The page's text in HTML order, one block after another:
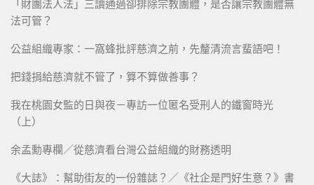
「財團法人法」三讀通過卻排除宗教團體，是否讓宗教團體無
法可管？
公益組織專家：一窩蜂批評慈濟之前，先釐清流言蜚語吧！
把錢捐給慈濟就不管了，算不算做善事？
我在桃園女監的日與夜－專訪一位匿名受刑人的鐵窗時光
（上）
余孟勳專欄／從慈濟看台灣公益組織的財務透明
《大誌》：幫助街友的一份雜誌？／《社企是門好生意？》書